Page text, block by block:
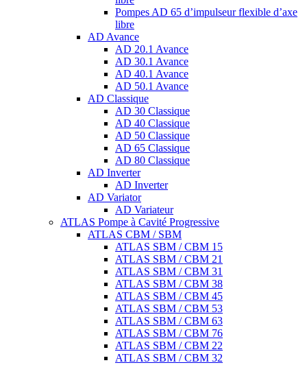
Pompes AD 65 d’impulseur flexible d’axe
libre
AD Avance
AD 20.1 Avance
AD 30.1 Avance
AD 40.1 Avance
AD 50.1 Avance
AD Classique
AD 30 Classique
AD 40 Classique
AD 50 Classique
AD 65 Classique
AD 80 Classique
AD Inverter
AD Inverter
AD Variator
AD Variateur
ATLAS Pompe à Cavité Progressive
ATLAS CBM / SBM
ATLAS SBM / CBM 15
ATLAS SBM / CBM 21
ATLAS SBM / CBM 31
ATLAS SBM / CBM 38
ATLAS SBM / CBM 45
ATLAS SBM / CBM 53
ATLAS SBM / CBM 63
ATLAS SBM / CBM 76
ATLAS SBM / CBM 22
ATLAS SBM / CBM 32